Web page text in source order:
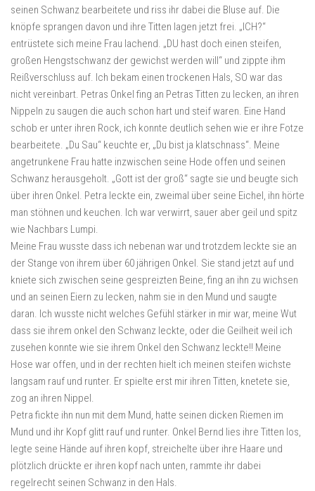
seinen Schwanz bearbeitete und riss ihr dabei die Bluse auf. Die
knöpfe sprangen davon und ihre Titten lagen jetzt frei. „ICH?“
entrüstete sich meine Frau lachend. „DU hast doch einen steifen,
großen Hengstschwanz der gewichst werden will“ und zippte ihm
Reißverschluss auf. Ich bekam einen trockenen Hals, SO war das
nicht vereinbart. Petras Onkel fing an Petras Titten zu lecken, an ihren
Nippeln zu saugen die auch schon hart und steif waren. Eine Hand
schob er unter ihren Rock, ich konnte deutlich sehen wie er ihre Fotze
bearbeitete. „Du Sau“ keuchte er, „Du bist ja klatschnass“. Meine
angetrunkene Frau hatte inzwischen seine Hode offen und seinen
Schwanz herausgeholt. „Gott ist der groß“ sagte sie und beugte sich
über ihren Onkel. Petra leckte ein, zweimal über seine Eichel, ihn hörte
man stöhnen und keuchen. Ich war verwirrt, sauer aber geil und spitz
wie Nachbars Lumpi.
Meine Frau wusste dass ich nebenan war und trotzdem leckte sie an
der Stange von ihrem über 60 jährigen Onkel. Sie stand jetzt auf und
kniete sich zwischen seine gespreizten Beine, fing an ihn zu wichsen
und an seinen Eiern zu lecken, nahm sie in den Mund und saugte
daran. Ich wusste nicht welches Gefühl stärker in mir war, meine Wut
dass sie ihrem onkel den Schwanz leckte, oder die Geilheit weil ich
zusehen konnte wie sie ihrem Onkel den Schwanz leckte!! Meine
Hose war offen, und in der rechten hielt ich meinen steifen wichste
langsam rauf und runter. Er spielte erst mir ihren Titten, knetete sie,
zog an ihren Nippel.
Petra fickte ihn nun mit dem Mund, hatte seinen dicken Riemen im
Mund und ihr Kopf glitt rauf und runter. Onkel Bernd lies ihre Titten los,
legte seine Hände auf ihren kopf, streichelte über ihre Haare und
plötzlich drückte er ihren kopf nach unten, rammte ihr dabei
regelrecht seinen Schwanz in den Hals.